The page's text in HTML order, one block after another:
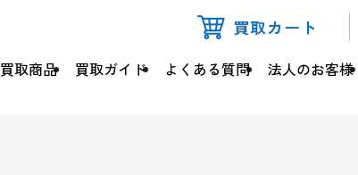
買取カート
買取商品 買取ガイド よくある質問 法人のお客様